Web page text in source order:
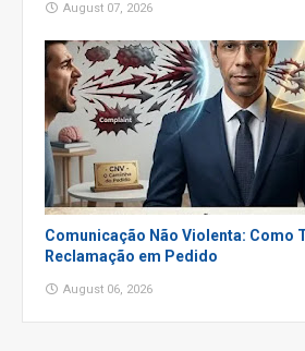
August 07, 2026
Comunicação Não Violenta: Como
Reclamação em Pedido
August 06, 2026